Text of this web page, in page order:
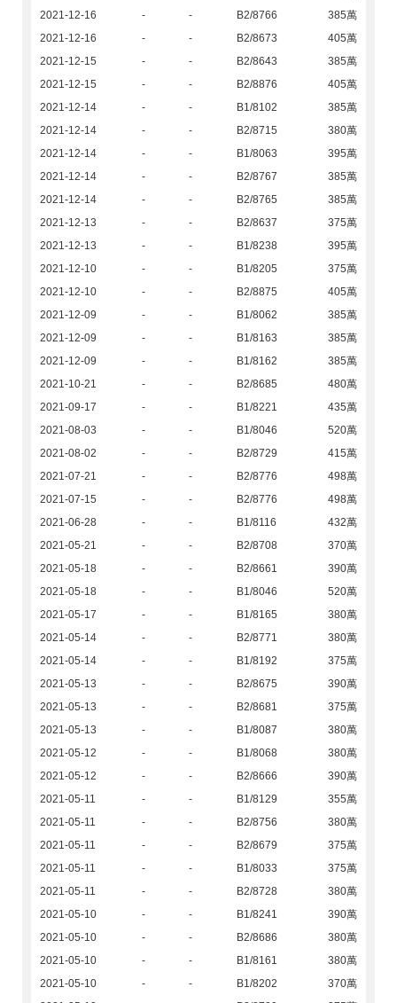
2021-12-16
- - B2/8766
385萬
2021-12-16
- - B2/8673
405萬
2021-12-15
- - B2/8643
385萬
2021-12-15
- - B2/8876
405萬
2021-12-14
- - B1/8102
385萬
2021-12-14
- - B2/8715
380萬
2021-12-14
- - B1/8063
395萬
2021-12-14
- - B2/8767
385萬
2021-12-14
- - B2/8765
385萬
2021-12-13
- - B2/8637
375萬
2021-12-13
- - B1/8238
395萬
2021-12-10
- - B1/8205
375萬
2021-12-10
- - B2/8875
405萬
2021-12-09
- - B1/8062
385萬
2021-12-09
- - B1/8163
385萬
2021-12-09
- - B1/8162
385萬
2021-10-21
- - B2/8685
480萬
2021-09-17
- - B1/8221
435萬
2021-08-03
- - B1/8046
520萬
2021-08-02
- - B2/8729
415萬
2021-07-21
- - B2/8776
498萬
2021-07-15
- - B2/8776
498萬
2021-06-28
- - B1/8116
432萬
2021-05-21
- - B2/8708
370萬
2021-05-18
- - B2/8661
390萬
2021-05-18
- - B1/8046
520萬
2021-05-17
- - B1/8165
380萬
2021-05-14
- - B2/8771
380萬
2021-05-14
- - B1/8192
375萬
2021-05-13
- - B2/8675
390萬
2021-05-13
- - B2/8681
375萬
2021-05-13
- - B1/8087
380萬
2021-05-12
- - B1/8068
380萬
2021-05-12
- - B2/8666
390萬
2021-05-11
- - B1/8129
355萬
2021-05-11
- - B2/8756
380萬
2021-05-11
- - B2/8679
375萬
2021-05-11
- - B1/8033
375萬
2021-05-11
- - B2/8728
380萬
2021-05-10
- - B1/8241
390萬
2021-05-10
- - B2/8686
380萬
2021-05-10
- - B1/8161
380萬
2021-05-10
- - B1/8202
370萬